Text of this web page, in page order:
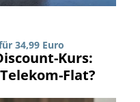
34,99 Euro
Kurs:
Flat?